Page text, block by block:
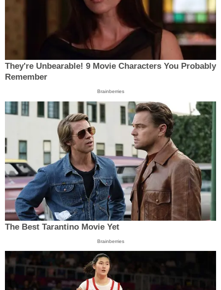
They're Unbearable! 9 Movie Characters You Probably
Remember
Brainberries
The Best Tarantino Movie Yet
Brainberries